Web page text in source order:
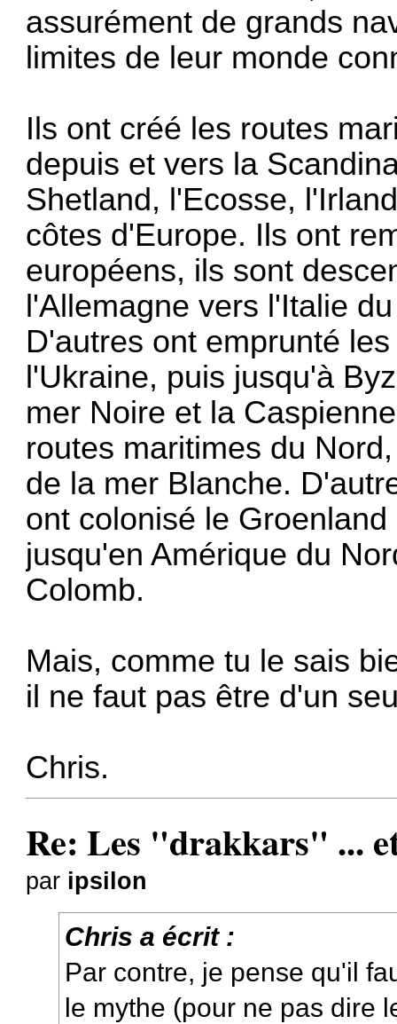
assurément de grands
limites de leur monde
Ils ont créé les routes
depuis et vers la
Shetland, l'Ecosse,
côtes d'Europe. Ils ont
européens, ils sont
l'Allemagne vers l'Italie
D'autres ont emprunté
l'Ukraine, puis jusqu'à
mer Noire et la
routes maritimes du
de la mer Blanche.
ont colonisé le
jusqu'en Amérique du
Colomb.
Mais, comme tu le sais
il ne faut pas être d'un
Chris.
Re: Les "drakkars" ...
par ipsilon
Chris a écrit :
Par contre, je pense qu'il
le mythe (pour ne pas dire